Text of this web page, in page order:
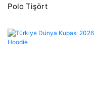
Polo Tişört